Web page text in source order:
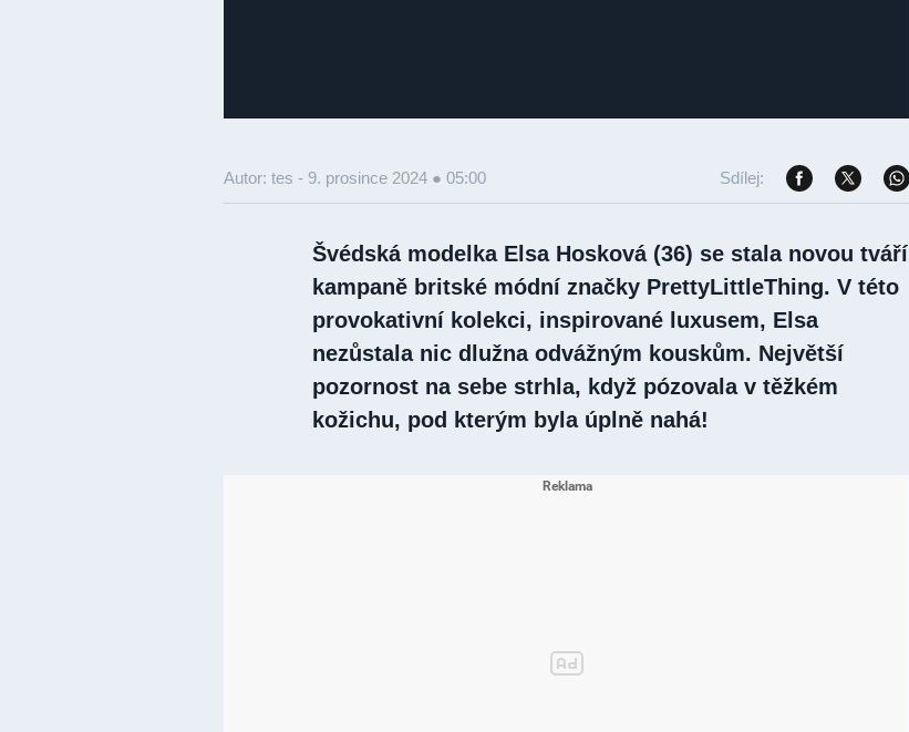
Autor: tes - 9. prosince 2024 ● 05:00 Sdílej:
Švédská modelka Elsa Hosková (36) se stala novou tváří
kampaně britské módní značky PrettyLittleThing. V této
provokativní kolekci, inspirované luxusem, Elsa
nezůstala nic dlužna odvážným kouskům. Největší
pozornost na sebe strhla, když pózovala v těžkém
kožichu, pod kterým byla úplně nahá!